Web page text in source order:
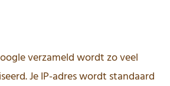
verzameld wordt zo veel
Je IP-adres wordt standaard